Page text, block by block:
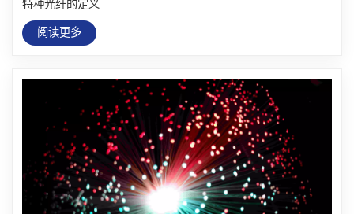
特种光纤的定义
阅读更多